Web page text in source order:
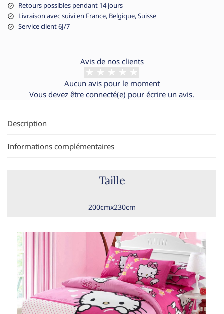
Retours possibles pendant 14 jours
Livraison avec suivi en France, Belgique, Suisse
Service client 6J/7
Avis de nos clients
Aucun avis pour le moment
Vous devez être connecté(e) pour écrire un avis.
Description
Informations complémentaires
Taille
200cmx230cm